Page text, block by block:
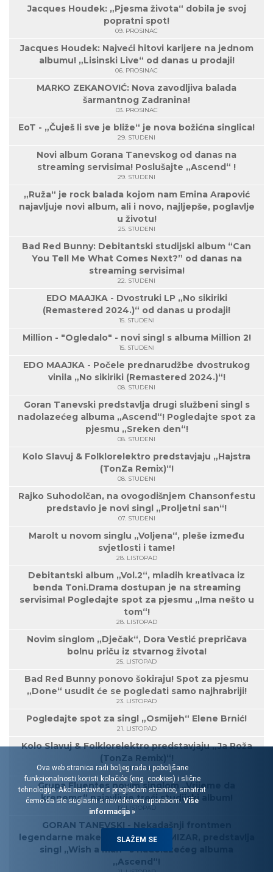
Jacques Houdek: „Pjesma života“ dobila je svoj
popratni spot!
09. PROSINAC
Jacques Houdek: Najveći hitovi karijere na jednom
albumu! „Lisinski Live“ od danas u prodaji!
06. PROSINAC
MARKO ZEKANOVIĆ: Nova zavodljiva balada
šarmantnog Zadranina!
03. PROSINAC
EoT - „Čuješ li sve je bliže“ je nova božićna singlica!
29. STUDENI
Novi album Gorana Tanevskog od danas na
streaming servisima! Poslušajte „Ascend“ !
29. STUDENI
„Ruža“ je rock balada kojom nam Emina Arapović
najavljuje novi album, ali i novo, najljepše, poglavlje
u životu!
25. STUDENI
Bad Red Bunny: Debitantski studijski album “Can
You Tell Me What Comes Next?” od danas na
streaming servisima!
22. STUDENI
EDO MAAJKA - Dvostruki LP „No sikiriki
(Remastered 2024.)“ od danas u prodaji!
15. STUDENI
Million - "Ogledalo" - novi singl s albuma Million 2!
15. STUDENI
EDO MAAJKA - Počele prednarudžbe dvostrukog
vinila „No sikiriki (Remastered 2024.)“!
08. STUDENI
Goran Tanevski predstavlja drugi službeni singl s
nadolazećeg albuma „Ascend“! Pogledajte spot za
pjesmu „Sreken den“!
08. STUDENI
Kolo Slavuj & Folklorelektro predstavjaju „Hajstra
(TonZa Remix)“!
08. STUDENI
Rajko Suhodolčan, na ovogodišnjem Chansonfestu
predstavio je novi singl „Proljetni san“!
07. STUDENI
Marolt u novom singlu „Voljena“, pleše između
svjetlosti i tame!
28. LISTOPAD
Debitantski album „Vol.2“, mladih kreativaca iz
benda Toni.Drama dostupan je na streaming
servisima! Pogledajte spot za pjesmu „Ima nešto u
tom“!
28. LISTOPAD
Novim singlom „Dječak“, Dora Vestić prepričava
bolnu priču iz stvarnog života!
25. LISTOPAD
Bad Red Bunny ponovo šokiraju! Spot za pjesmu
„Done“ usudit će se pogledati samo najhrabriji!
23. LISTOPAD
Pogledajte spot za singl „Osmijeh“ Elene Brnić!
21. LISTOPAD
Kolo Slavuj & Folklorelektro predstavjaju „Ja Roža
(TonZa Remix)“!
18. LISTOPAD
Grupa Fluentes novim singlom „Vrijeme da
krenemo“ najavljuje treći studijski album!
17. LISTOPAD
GORAN TANEVSKI - Nekadašnji frontmen
legendarne makedonske grupe MIZAR, predstavlja
singl „Wish a man“ s nadolazećeg albuma
„Ascend“!
Ova web stranica radi boljeg rada i poboljšane
funkcionalnosti koristi kolačiće (eng. cookies) i slične
tehnologije. Ako nastavite s pregledom stranice, smatrat
ćemo da ste suglasni s navedenom uporabom.Više
informacija »
SLAŽEM SE